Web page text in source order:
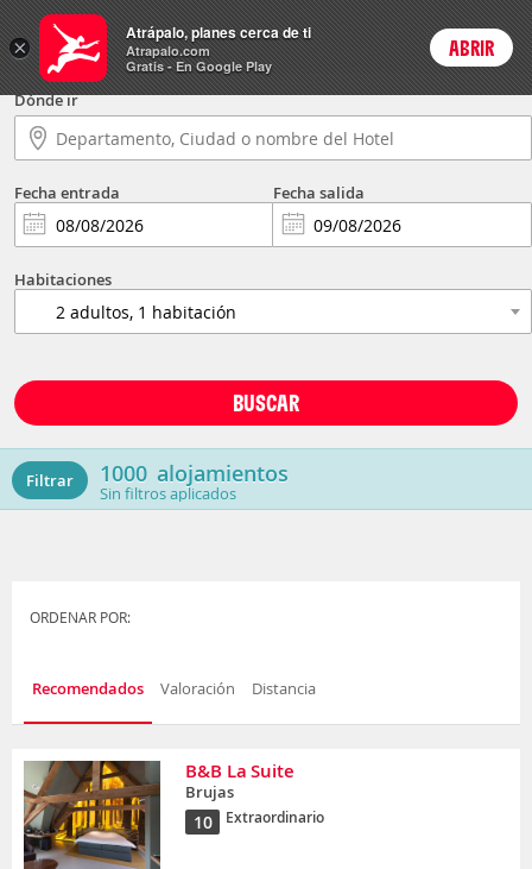
Hoteles Login
Dónde ir
Fecha entrada Fecha salida
Habitaciones
BUSCAR
Filtrar 1000 alojamientos
Sin filtros aplicados
ORDENAR POR:
Recomendados Valoración Distancia
B&B La Suite
Brujas
10 Extraordinario
×
Atrápalo, planes cerca de ti
Atrapalo.com
Gratis - En Google Play
ABRIR